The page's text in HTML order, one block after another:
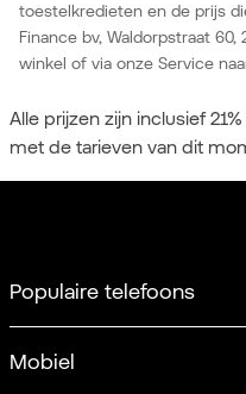
toestelkredieten en de prijs
Finance bv, Waldorpstraat
winkel of via onze Service
Alle prijzen zijn inclusief
met de tarieven van dit
Populaire telefoons
Mobiel